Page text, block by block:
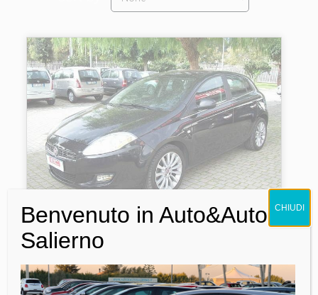
Fiat Bravo 1.6 MJT
2500€
Benvenuto in Auto&Auto
Salierno
CHIUDI